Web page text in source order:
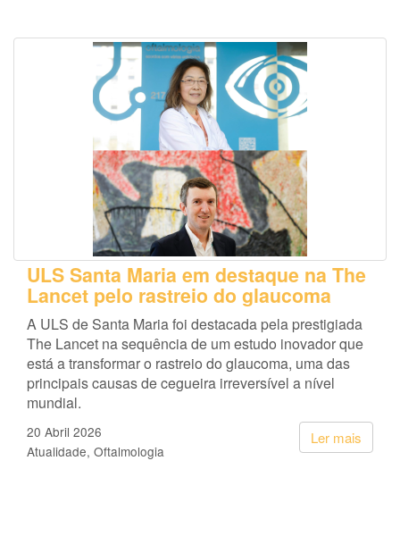
ULS Santa Maria em destaque na The
Lancet pelo rastreio do glaucoma
A ULS de Santa Maria foi destacada pela prestigiada
The Lancet na sequência de um estudo inovador que
está a transformar o rastreio do glaucoma, uma das
principais causas de cegueira irreversível a nível
mundial.
Ler mais
20 Abril 2026
Atualidade Oftalmologia